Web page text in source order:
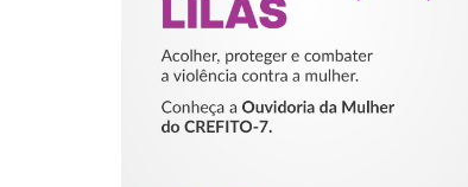
CONTRA A
MULHER